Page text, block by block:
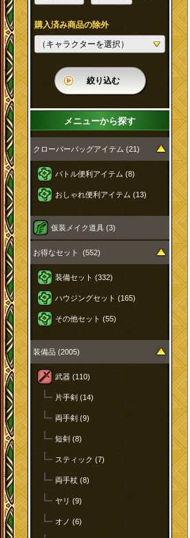
購入済み商品の除外
絞り込む
メニューから探す
クローバーバッグアイテム (21)
バトル便利アイテム (8)
おしゃれ便利アイテム (13)
仮装メイク道具 (3)
お得なセット (552)
装備セット (332)
ハウジングセット (165)
その他セット (55)
装備品 (2005)
武器 (110)
片手剣 (14)
両手剣 (9)
短剣 (8)
スティック (7)
両手杖 (8)
ヤリ (9)
オノ (6)